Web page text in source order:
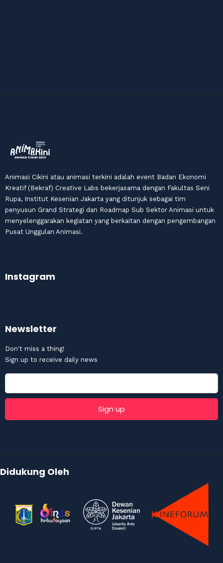
Animasi Cikini atau animasi terkini adalah event Badan Ekonomi
Kreatif (Bekraf) Creative Labs bekerjasama dengan Fakultas Seni
Rupa, Institut Kesenian Jakarta yang ditunjuk sebagai tim
penyusun Grand Strategi dan Roadmap Sub Sektor Animasi untuk
menyelenggarakan kegiatan yang berkaitan dengan pengembangan
Pusat Unggulan Animasi.
Instagram
Newsletter
Don't miss a thing!
Sign up to receive daily news
Didukung Oleh